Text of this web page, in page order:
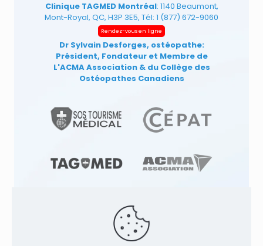
Clinique TAGMED Montréal: 1140 Beaumont,
Mont-Royal, QC, H3P 3E5, Tél: 1 (877) 672-9060
Rendez-vous en ligne
Dr Sylvain Desforges, ostéopathe:
Président, Fondateur et Membre de
L'ACMA Association & du Collège des
Ostéopathes Canadiens